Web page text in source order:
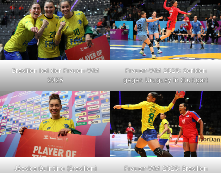
Brasilien bei der Frauen-WM
2025
Frauen-WM 2025: Serbien
gegen Uruguay in Stuttgart
Jéssica Quintino (Brasilien)
Frauen-WM 2025: Brasilien